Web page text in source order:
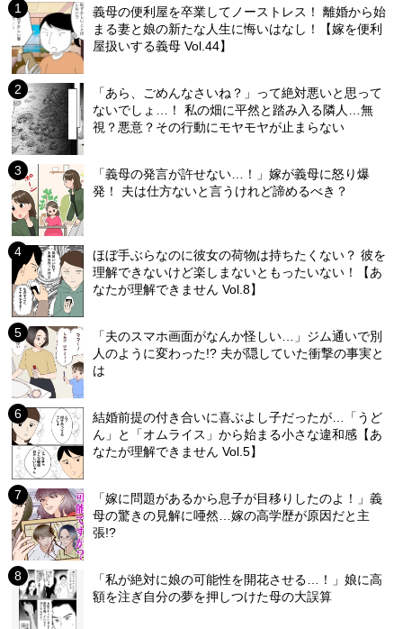
義母の便利屋を卒業してノーストレス！ 離婚から始
まる妻と娘の新たな人生に悔いはなし！【嫁を便利
屋扱いする義母 Vol.44】
「あら、ごめんなさいね？」って絶対悪いと思って
ないでしょ…！ 私の畑に平然と踏み入る隣人…無
視？悪意？その行動にモヤモヤが止まらない
「義母の発言が許せない…！」嫁が義母に怒り爆
発！ 夫は仕方ないと言うけれど諦めるべき？
ほぼ手ぶらなのに彼女の荷物は持ちたくない？ 彼を
理解できないけど楽しまないともったいない！【あ
なたが理解できません Vol.8】
「夫のスマホ画面がなんか怪しい…」ジム通いで別
人のように変わった!? 夫が隠していた衝撃の事実と
は
結婚前提の付き合いに喜ぶよし子だったが…「うど
ん」と「オムライス」から始まる小さな違和感【あ
なたが理解できません Vol.5】
「嫁に問題があるから息子が目移りしたのよ！」義
母の驚きの見解に唖然…嫁の高学歴が原因だと主
張!?
「私が絶対に娘の可能性を開花させる…！」娘に高
額を注ぎ自分の夢を押しつけた母の大誤算